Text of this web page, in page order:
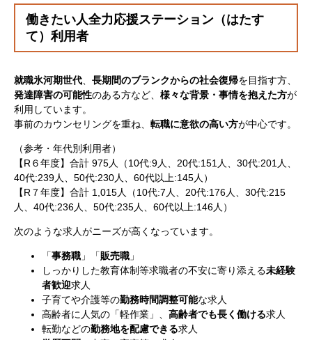
働きたい人全力応援ステーション（はたす
て）利用者
就職氷河期世代、 長期間のブランクからの社会復帰を目指す方、
発達障害の可能性のある方など、 様々な背景・事情を抱えた方が
利用しています。
事前のカウンセリングを重ね、 転職に意欲の高い方が中心です。
（参考・年代別利用者）
【R６年度】合計 975人（10代:9人、20代:151人、30代:201人、
40代:239人、50代:230人、60代以上:145人）
【R７年度】合計 1,015人（10代:7人、20代:176人、30代:215
人、40代:236人、50代:235人、60代以上:146人）
次のような求人がニーズが高くなっています。
「事務職 」「販売職 」
しっかりした教育体制等求職者の不安に寄り添える未経験
者歓迎求人
子育てや介護等の勤務時間調整可能な求人
高齢者に人気の「軽作業」、 高齢者でも長く働ける求人
転勤などの勤務地を配慮できる求人